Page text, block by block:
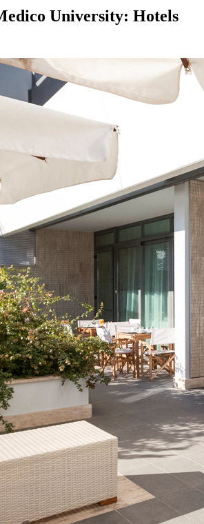
University: Hotels